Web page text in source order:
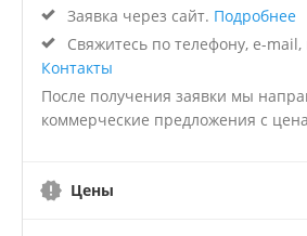
Заявка через сайт. Подробнее
Свяжитесь по телефону, e-
Контакты
После получения заявки мы
коммерческие предложения с
Цены